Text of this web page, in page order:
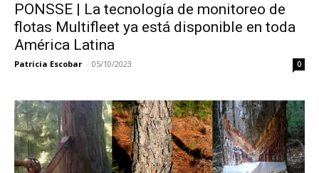
PONSSE | La tecnología de monitoreo de
flotas Multifleet ya está disponible en toda
América Latina
Patricia Escobar - 05/10/2023 0